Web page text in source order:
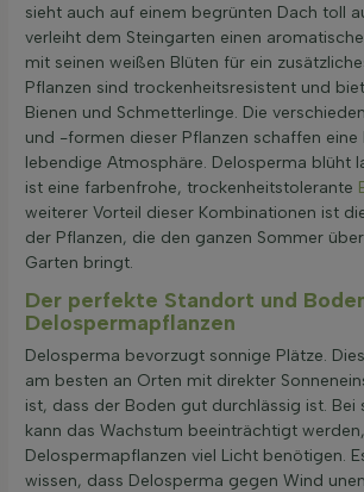
sieht auch auf einem begrünten Dach toll
verleiht dem Steingarten einen
mit seinen weißen Blüten für ein
Pflanzen sind trockenheitsresistent und
Bienen und Schmetterlinge. Die
und -formen dieser Pflanzen schaffen eine
lebendige Atmosphäre. Delosperma blüht
ist eine farbenfrohe, trockenheitstolerante
weiterer Vorteil dieser Kombinationen ist
der Pflanzen, die den ganzen Sommer
Garten bringt.
Der perfekte Standort und
Delospermapflanzen
Delosperma bevorzugt sonnige Plätze.
am besten an Orten mit direkter
ist, dass der Boden gut durchlässig ist. Bei
kann das Wachstum beeinträchtigt
Delospermapflanzen viel Licht benötigen.
wissen, dass Delosperma gegen Wind